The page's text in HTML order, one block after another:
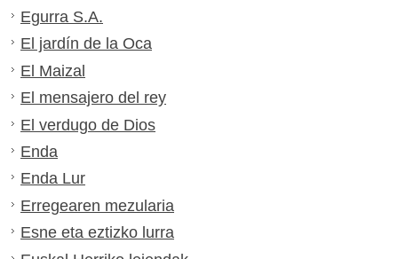
Egurra S.A.
El jardín de la Oca
El Maizal
El mensajero del rey
El verdugo de Dios
Enda
Enda Lur
Erregearen mezularia
Esne eta eztizko lurra